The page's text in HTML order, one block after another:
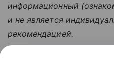
информационный
и не является
рекомендацией.